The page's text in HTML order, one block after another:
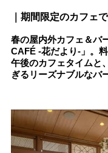
｜期間限定のカフェ
春の屋内外カフェ＆バ
CAFÉ -花だより-」 。
午後のカフェタイムと
ぎるリーズナブルなバ